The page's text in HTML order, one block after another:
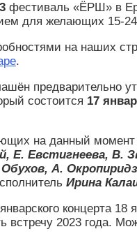
фестиваль «ЁРШ» в
для желающих 15-
на наших
.
предварительно
состоится 17
на данный момент
Е. Евстигнеева, В.
А.
Ирина
концерта
встречу 2023 года.